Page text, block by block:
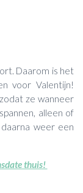
Daarom is het
voor Valentijn!
ze wanneer
alleen of
weer een
thuis!